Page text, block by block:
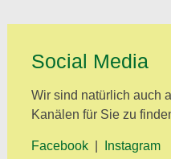
Social Media
Wir sind natürlich auch
Kanälen für Sie zu
Facebook| Instagram